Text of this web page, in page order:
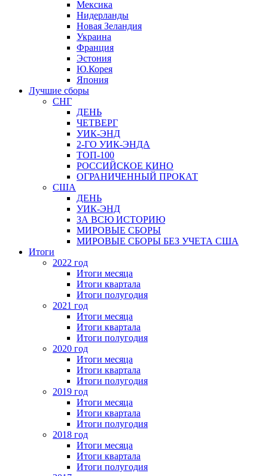
Мексика
Нидерланды
Новая Зеландия
Украина
Франция
Эстония
Ю.Корея
Япония
Лучшие сборы
СНГ
ДЕНЬ
ЧЕТВЕРГ
УИК-ЭНД
2-ГО УИК-ЭНДА
ТОП-100
РОССИЙСКОЕ КИНО
ОГРАНИЧЕННЫЙ ПРОКАТ
США
ДЕНЬ
УИК-ЭНД
ЗА ВСЮ ИСТОРИЮ
МИРОВЫЕ СБОРЫ
МИРОВЫЕ СБОРЫ БЕЗ УЧЕТА США
Итоги
2022 год
Итоги месяца
Итоги квартала
Итоги полугодия
2021 год
Итоги месяца
Итоги квартала
Итоги полугодия
2020 год
Итоги месяца
Итоги квартала
Итоги полугодия
2019 год
Итоги месяца
Итоги квартала
Итоги полугодия
2018 год
Итоги месяца
Итоги квартала
Итоги полугодия